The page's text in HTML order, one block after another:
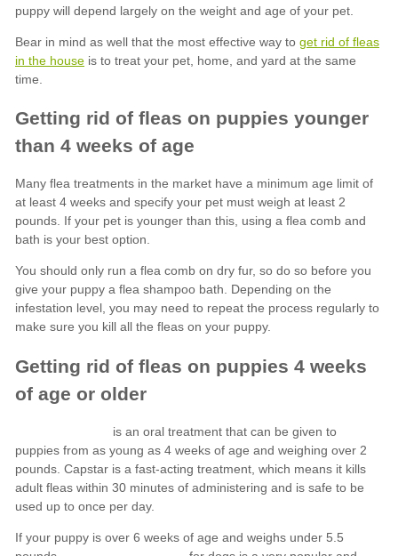
get rid of fleas
in the house